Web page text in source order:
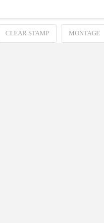
CLEAR STAMP MONTAGE